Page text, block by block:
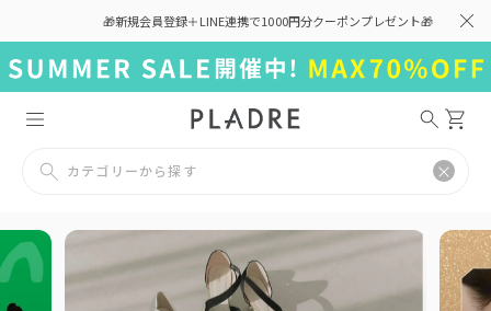
🎁新規会員登録＋LINE連携で1000円分クーポンプレゼント🎁
カテゴリーから探す